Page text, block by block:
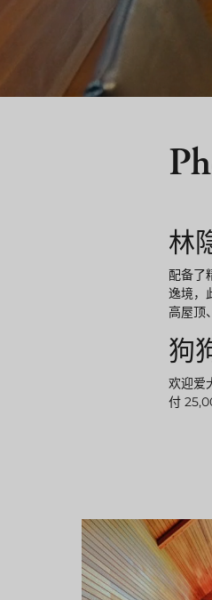
林
配备了
逸境，
高屋顶
狗
欢迎爱
付